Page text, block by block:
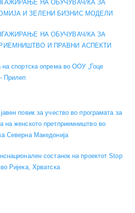
НА ОБУЧУВАЧ/КА ЗА
И ЗЕЛЕНИ БИЗНИС МОДЕЛИ
НА ОБУЧУВАЧ/КА ЗА
И ПРАВНИ АСПЕКТИ
на спортска опрема во ООУ „Гоце
Прилеп
повик за учество во програмата за
на женското претприемништво во
Северна Македонија
состанок на проектот Stop
Ријека, Хрватска